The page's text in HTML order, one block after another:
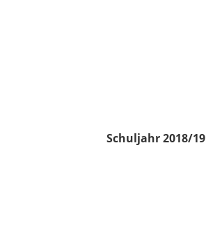
Schuljahr 2018/19